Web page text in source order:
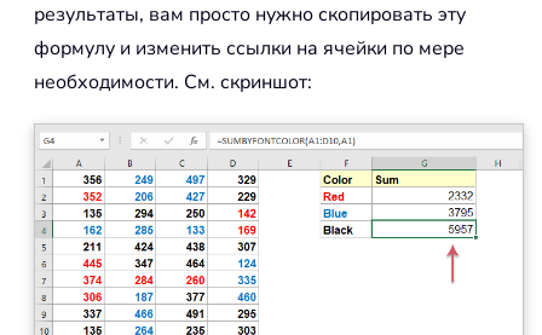
результаты, вам просто нужно скопировать эту
формулу и изменить ссылки на ячейки по мере
необходимости. См. скриншот: